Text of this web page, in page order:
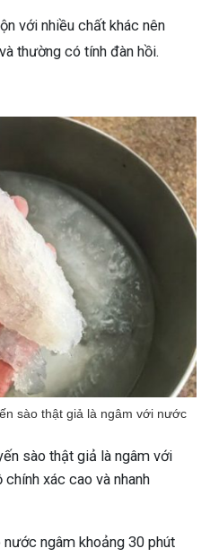
với nhiều chất khác nên
thường có tính đàn hồi.
sào thật giả là ngâm với nước
sào thật giả là ngâm với
xác cao và nhanh
nước ngâm khoảng 30 phút